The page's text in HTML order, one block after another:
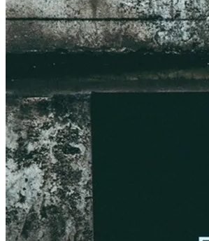
SEASONAL BLEND 夏 ¥790～
¥0¥-30 30円OFF
数量・オプションを選ぶ